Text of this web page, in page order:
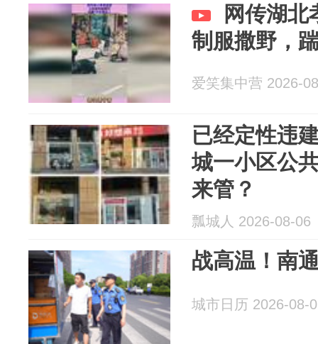
网传湖北
制服撒野，
爱笑集中营 2026-
已经定性违
城一小区公
来管？
瓢城人 2026-08-06
战高温！南
城市日历 2026-08-